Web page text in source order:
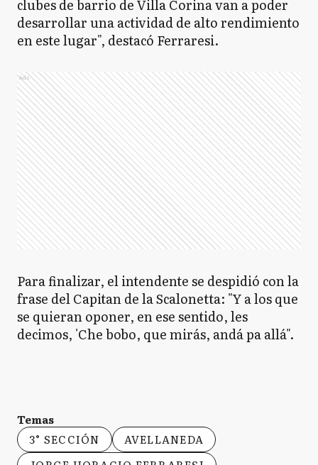
clubes de barrio de Villa Corina van a poder
desarrollar una actividad de alto rendimiento
en este lugar", destacó Ferraresi.
Ads
Para finalizar, el intendente se despidió con la
frase del Capitan de la Scalonetta: "Y a los que
se quieran oponer, en ese sentido, les
decimos, 'Che bobo, que mirás, andá pa allá".
Temas
3° SECCIÓN
AVELLANEDA